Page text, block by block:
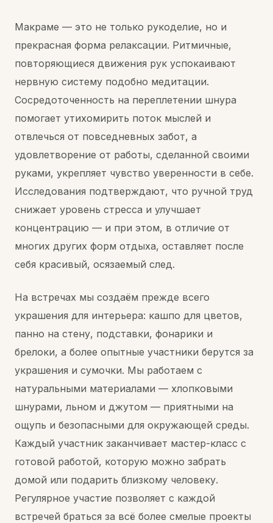
Макраме — это не только рукоделие, но и
прекрасная форма релаксации. Ритмичные,
повторяющиеся движения рук успокаивают
нервную систему подобно медитации.
Сосредоточенность на переплетении шнура
помогает утихомирить поток мыслей и
отвлечься от повседневных забот, а
удовлетворение от работы, сделанной своими
руками, укрепляет чувство уверенности в себе.
Исследования подтверждают, что ручной труд
снижает уровень стресса и улучшает
концентрацию — и при этом, в отличие от
многих других форм отдыха, оставляет после
себя красивый, осязаемый след.
На встречах мы создаём прежде всего
украшения для интерьера: кашпо для цветов,
панно на стену, подставки, фонарики и
брелоки, а более опытные участники берутся за
украшения и сумочки. Мы работаем с
натуральными материалами — хлопковыми
шнурами, льном и джутом — приятными на
ощупь и безопасными для окружающей среды.
Каждый участник заканчивает мастер-класс с
готовой работой, которую можно забрать
домой или подарить близкому человеку.
Регулярное участие позволяет с каждой
встречей браться за всё более смелые проекты